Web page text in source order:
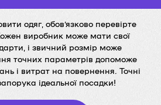
одяг, обов’язково перевірте
виробник може мати свої
і звичний розмір може
точних параметрів допоможе
і витрат на повернення. Точні
ідеальної посадки!